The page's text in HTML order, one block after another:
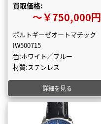
買取価格:
〜￥750,000円
ポルトギーゼオートマチック
IW500715
色:ホワイト／ブルー
材質:ステンレス
詳細を見る